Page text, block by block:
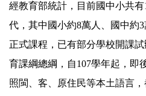
經教育部統計，目前國中小共
代，其中國小約8萬人、國中約
正式課程，已有部分學校開課
育課綱總綱，自107學年起，即
照閩、客、原住民等本土語言